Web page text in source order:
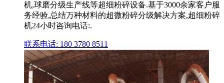
机,球磨分级生产线等超细粉碎设备.基于3000余家客户服
务经验,总结万种材料的超微粉碎分级解决方案,超细粉碎
机24小时咨询电话:.
联系电话: 180 3780 8511